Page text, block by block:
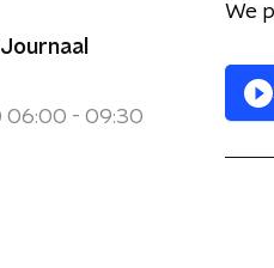
Journaal
06:00 - 09:30
We